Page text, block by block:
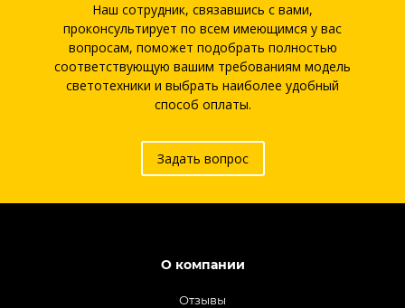
Наш сотрудник, связавшись с вами,
проконсультирует по всем имеющимся у вас
вопросам, поможет подобрать полностью
соответствующую вашим требованиям модель
светотехники и выбрать наиболее удобный
способ оплаты.
Задать вопрос
О компании
Отзывы